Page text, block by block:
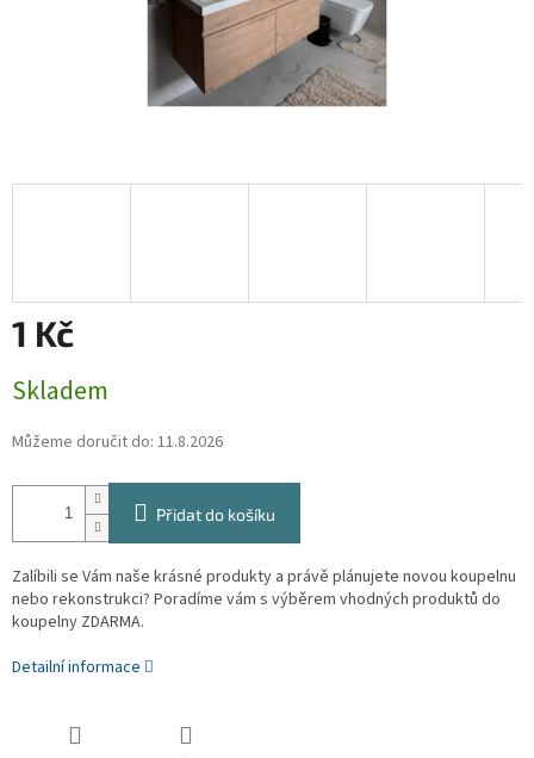
1 Kč
cena:
Skladem
Můžeme doručit do: 11.8.2026
Přidat do košíku
Zalíbili se Vám naše krásné produkty a právě plánujete novou koupelnu
nebo rekonstrukci? Poradíme vám s výběrem vhodných produktů do
koupelny ZDARMA.
Detailní informace